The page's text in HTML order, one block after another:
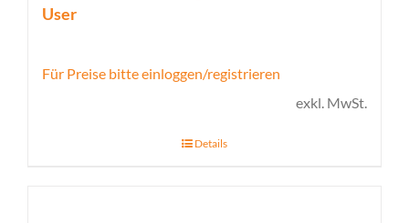
User
Für Preise bitte einloggen/registrieren
exkl. MwSt.
Details